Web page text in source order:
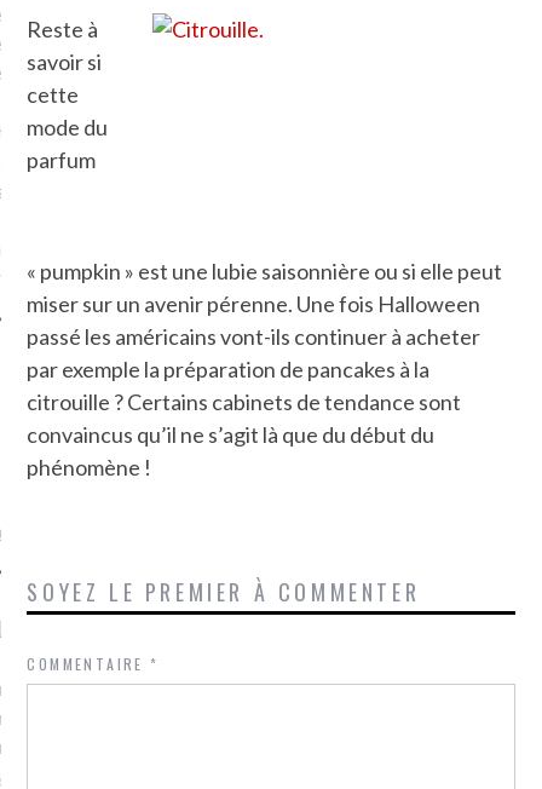
ou pas. Mais
pas d’interdit. Vélo,
bateau…
incite à un autre regard
curiosité. C’est un
MOI SUR
TWITTER
@Isa_Monrozier
ARCACHON
je t'aime, my little bassin
comment ? "
je ne parle presque que
Reste à
savoir si
cette
mode du
parfum
« pumpkin » est une lubie saisonnière ou si elle peut
miser sur un avenir pérenne. Une fois Halloween
passé les américains vont-ils continuer à acheter
par exemple la préparation de pancakes à la
citrouille ? Certains cabinets de tendance sont
convaincus qu’il ne s’agit là que du début du
phénomène !
SOYEZ LE PREMIER À COMMENTER
COMMENTAIRE*